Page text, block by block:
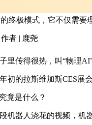
终极模式，它不仅需要
者 | 鹿尧
里传得很热，叫“物理AI”
初的拉斯维加斯CES展
竟是什么？
机器人浇花的视频，机